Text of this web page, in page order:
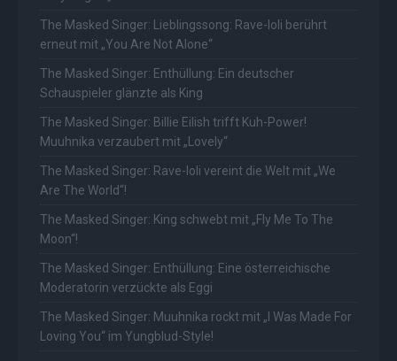
The Masked Singer: Lieblingssong: Rave-Ioli berührt
erneut mit „You Are Not Alone“
The Masked Singer: Enthüllung: Ein deutscher
Schauspieler glänzte als King
The Masked Singer: Billie Eilish trifft Kuh-Power!
Muuhnika verzaubert mit „Lovely“
The Masked Singer: Rave-Ioli vereint die Welt mit „We
Are The World“!
The Masked Singer: King schwebt mit „Fly Me To The
Moon“!
The Masked Singer: Enthüllung: Eine österreichische
Moderatorin verzückte als Eggi
The Masked Singer: Muuhnika rockt mit „I Was Made For
Loving You“ im Yungblud-Style!